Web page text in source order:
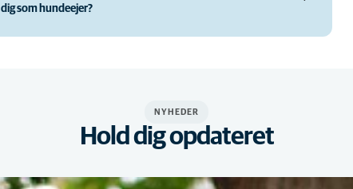
dig som hundeejer?
NYHEDER
Hold dig opdateret